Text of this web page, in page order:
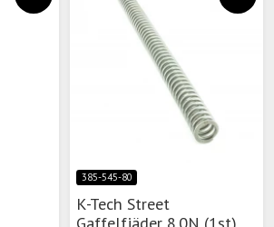
385-545-80
K-Tech Street